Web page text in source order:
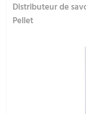
Distributeur de
Pellet